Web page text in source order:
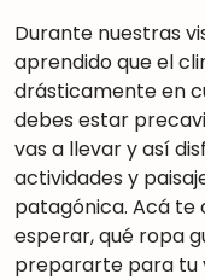
Durante nuestras
aprendido que el
drásticamente en
debes estar
vas a llevar y así
actividades y
patagónica. Acá
esperar, qué ropa
prepararte para tu